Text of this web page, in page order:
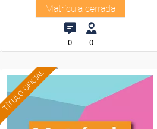
Matrícula cerrada
0 0
TÍTULO OFICIAL